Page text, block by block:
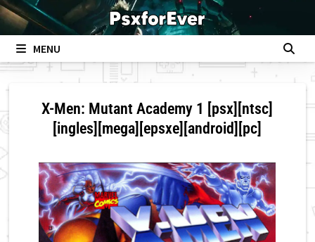
Skip
to
contentMENU
X-Men: Mutant Academy 1 [psx][ntsc]
[ingles][mega][epsxe][android][pc]